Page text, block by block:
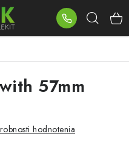
57mm
hodnotenia